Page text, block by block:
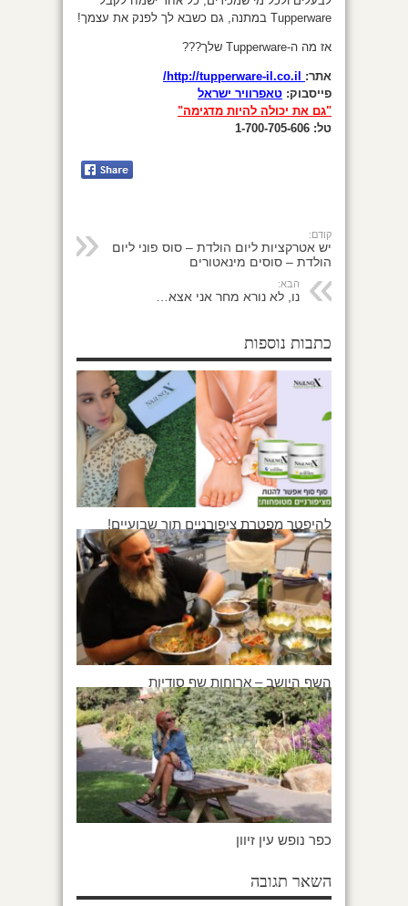
Tupperware במתנה, גם כשבא לך לפנק את עצמך!
אז מה ה-Tupperware שלך???
אתר:
http://tupperware-il.co.il/
פייסבוק: טאפרוויר ישראל
"גם את יכולה להיות מדגימה"
טל: 1-700-705-606
קודם:
יש אטרקציות ליום הולדת – סוס פוני ליום
הולדת – סוסים מינאטורים
הבא:
נו, לא נורא מחר אני אצא…
כתבות נוספות
להיפטר מפטרת ציפורניים תוך שבועיים!
השף היושב – ארוחות שף סודיות
כפר נופש עין זיוון
השאר תגובה